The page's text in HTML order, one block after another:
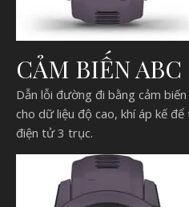
CẢM BIẾN ABC
Dẫn lỗi đường đi bằng cảm
cho dữ liệu độ cao, khí áp kế
điện tử 3 trục.